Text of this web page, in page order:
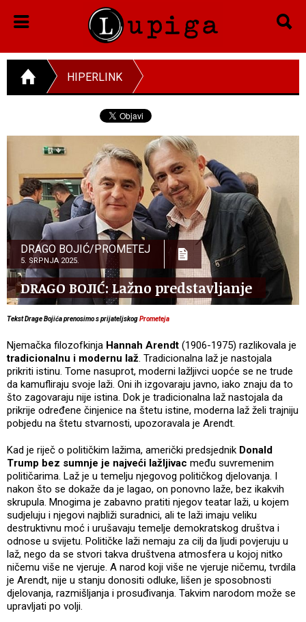
HIPERLINK
DRAGO BOJIĆ/PROMETEJ
5. SRPNJA 2025.
DRAGO BOJIĆ: ​Lažno predstavljanje
Tekst Drage Bojića prenosimo s prijateljskogPrometeja
Njemačka filozofkinja Hannah Arendt (1906-1975) razlikovala je
tradicionalnu i modernu laž. Tradicionalna laž je nastojala
prikriti istinu. Tome nasuprot, moderni lažljivci uopće se ne trude
da kamufliraju svoje laži. Oni ih izgovaraju javno, iako znaju da to
što zagovaraju nije istina. Dok je tradicionalna laž nastojala da
prikrije određene činjenice na štetu istine, moderna laž želi trajniju
pobjedu na štetu stvarnosti, upozoravala je Arendt.
Kad je riječ o političkim lažima, američki predsjednik Donald
Trump bez sumnje je najveći lažljivac među suvremenim
političarima. Laž je u temelju njegovog političkog djelovanja. I
nakon što se dokaže da je lagao, on ponovno laže, bez ikakvih
skrupula. Mnogima je zabavno pratiti njegov teatar laži, u kojem
sudjeluju i njegovi najbliži suradnici, ali te laži imaju veliku
destruktivnu moć i urušavaju temelje demokratskog društva i
odnose u svijetu. Političke laži nemaju za cilj da ljudi povjeruju u
laž, nego da se stvori takva društvena atmosfera u kojoj nitko
ničemu više ne vjeruje. A narod koji više ne vjeruje ničemu, tvrdila
je Arendt, nije u stanju donositi odluke, lišen je sposobnosti
djelovanja, razmišljanja i prosuđivanja. Takvim narodom može se
upravljati po volji.